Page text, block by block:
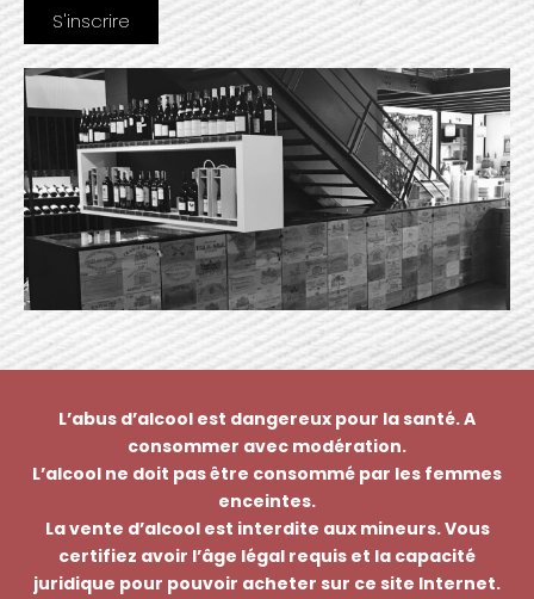
L’abus d’alcool est dangereux pour la santé. A
consommer avec modération.
L’alcool ne doit pas être consommé par les femmes
enceintes.
La vente d’alcool est interdite aux mineurs. Vous
certifiez avoir l’âge légal requis et la capacité
juridique pour pouvoir acheter sur ce site Internet.